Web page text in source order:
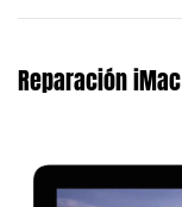
Reparación iMac